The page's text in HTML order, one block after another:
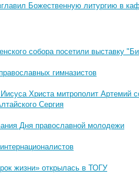
Божественную литургию в
собора посетили выставку
гимназистов
Христа митрополит Артемий
Сергия
Дня православной молодежи
жизни» открылась в ТОГУ